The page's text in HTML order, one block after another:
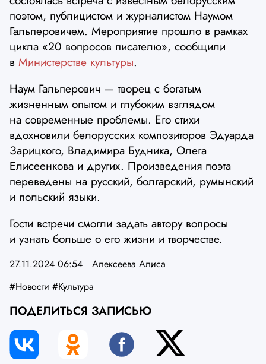
поэтом, публицистом и журналистом Наумом
Гальперовичем. Мероприятие прошло в рамках
цикла «20 вопросов писателю», сообщили
в Министерстве культуры.
Наум Гальперович — творец с богатым
жизненным опытом и глубоким взглядом
на современные проблемы. Его стихи
вдохновили белорусских композиторов Эдуарда
Зарицкого, Владимира Будника, Олега
Елисеенкова и других. Произведения поэта
переведены на русский, болгарский, румынский
и польский языки.
Гости встречи смогли задать автору вопросы
и узнать больше о его жизни и творчестве.
27.11.2024 06:54
Алексеева Алиса
#Новости #Культура
ПОДЕЛИТЬСЯ ЗАПИСЬЮ